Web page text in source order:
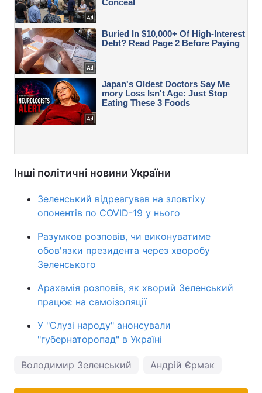
Інші політичні новини України
Зеленський відреагував на зловтіху
опонентів по COVID-19 у нього
Разумков розповів, чи виконуватиме
обов'язки президента через хворобу
Зеленського
Арахамія розповів, як хворий Зеленський
працює на самоізоляції
У "Слузі народу" анонсували
"губернаторопад" в Україні
Володимир Зеленський Андрій Єрмак